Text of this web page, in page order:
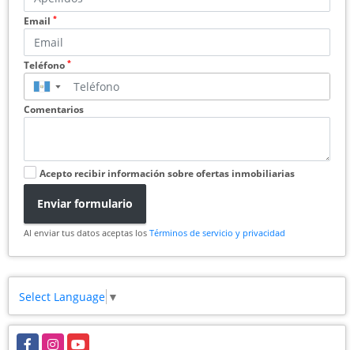
Email *
Teléfono *
▼
Comentarios
Acepto recibir información sobre ofertas inmobiliarias
Enviar formulario
Al enviar tus datos aceptas los Términos de servicio y privacidad
Select Language ▼
FacebookInstagramYouTube